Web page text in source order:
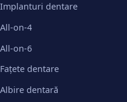
Implanturi dentare
All-on-4
All-on-6
Fațete dentare
Albire dentară